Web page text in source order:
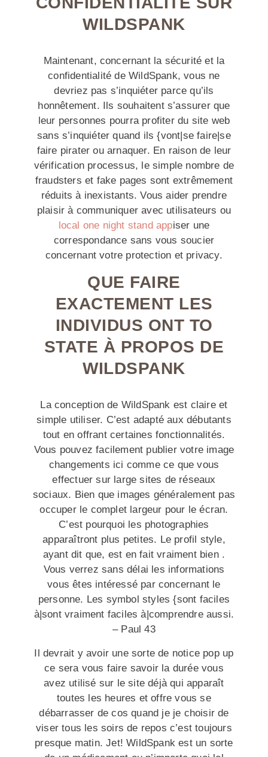
WILDSPANK
Maintenant, concernant la sécurité et la
confidentialité de WildSpank, vous ne
devriez pas s’inquiéter parce qu’ils
honnêtement. Ils souhaitent s’assurer que
leur personnes pourra profiter du site web
sans s’inquiéter quand ils {vont|se faire|se
faire pirater ou arnaquer. En raison de leur
vérification processus, le simple nombre de
fraudsters et fake pages sont extrêmement
réduits à inexistants. Vous aider prendre
plaisir à communiquer avec utilisateurs ou
local one night stand appiser une
correspondance sans vous soucier
concernant votre protection et privacy.
QUE FAIRE
EXACTEMENT LES
INDIVIDUS ONT TO
STATE À PROPOS DE
WILDSPANK
La conception de WildSpank est claire et
simple utiliser. C’est adapté aux débutants
tout en offrant certaines fonctionnalités.
Vous pouvez facilement publier votre image
changements ici comme ce que vous
effectuer sur large sites de réseaux
sociaux. Bien que images généralement pas
occuper le complet largeur pour le écran.
C’est pourquoi les photographies
apparaîtront plus petites. Le profil style,
ayant dit que, est en fait vraiment bien .
Vous verrez sans délai les informations
vous êtes intéressé par concernant le
personne. Les symbol styles {sont faciles
à|sont vraiment faciles à|comprendre aussi.
– Paul 43
Il devrait y avoir une sorte de notice pop up
ce sera vous faire savoir la durée vous
avez utilisé sur le site déjà qui apparaît
toutes les heures et offre vous se
débarrasser de cos quand je je choisir de
viser tous les soirs de repos c’est toujours
presque matin. Jet! WildSpank est un sorte